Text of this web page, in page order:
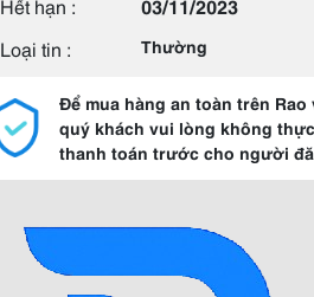
Loại tin :
Thường
Để mua hàng an toàn trên Rao
quý khách vui lòng không
thanh toán trước cho người